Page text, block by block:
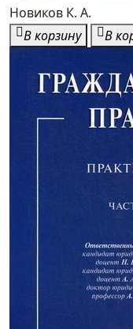
Новиков К. А.
В корзину
В